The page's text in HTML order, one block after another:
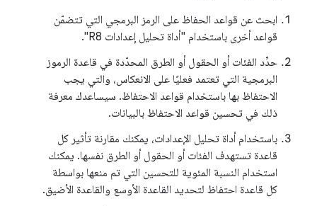
ابحث عن قواعد الحفاظ على الرمز البرمجي التي تتضمّن
قواعد أخرى باستخدام "أداة تحليل إعدادات R8".
حدِّد الفئات أو الحقول أو الطرق المحدّدة في قاعدة الرموز
البرمجية التي تعتمد فعليًا على الانعكاس، والتي يجب
الاحتفاظ بها باستخدام قواعد الاحتفاظ. سيساعدك معرفة
ذلك في تحسين قواعد الاحتفاظ بالبيانات.
باستخدام أداة تحليل الإعدادات، يمكنك مقارنة تأثير كل
قاعدة تستهدف الفئات أو الحقول أو الطرق نفسها. يمكنك
استخدام النسبة المئوية للتحسين التي تم منعها بواسطة
كل قاعدة احتفاظ لتحديد القاعدة الأوسع والقاعدة الأضيق.